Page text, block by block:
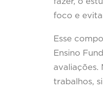
foco e
Esse
Ensino
avaliações.
trabalhos,